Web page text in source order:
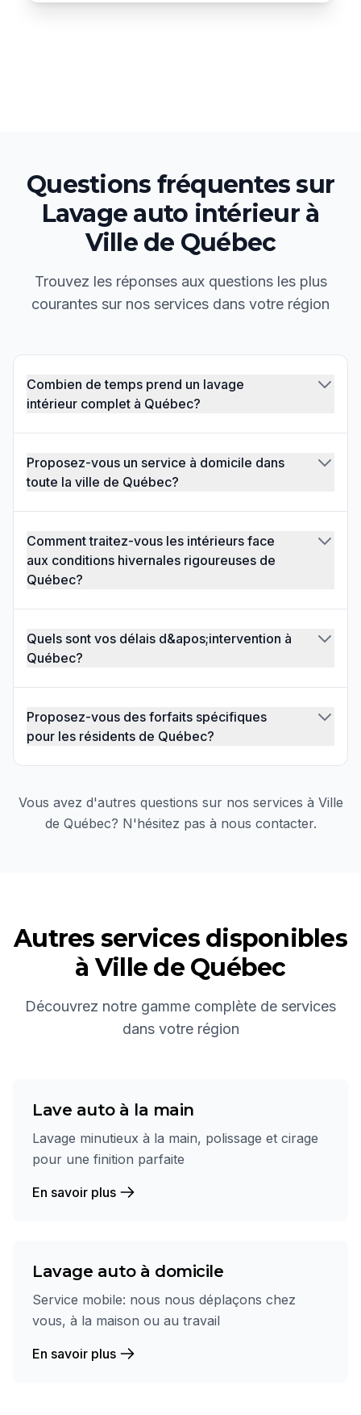
Questions fréquentes sur
Lavage auto intérieurà
Ville de Québec
Trouvez les réponses aux questions les plus
courantes sur nos services dans votre région
Combien de temps prend un lavage
intérieur complet à Québec?
Proposez-vous un service à domicile dans
toute la ville de Québec?
Comment traitez-vous les intérieurs face
aux conditions hivernales rigoureuses de
Québec?
Quels sont vos délais d&apos;intervention à
Québec?
Proposez-vous des forfaits spécifiques
pour les résidents de Québec?
Vous avez d'autres questions sur nos services à Ville
de Québec? N'hésitez pas à nous contacter.
Autres services disponibles
à Ville de Québec
Découvrez notre gamme complète de services
dans votre région
Lave auto à la main
Lavage minutieux à la main, polissage et cirage
pour une finition parfaite
En savoir plus
Lavage auto à domicile
Service mobile: nous nous déplaçons chez
vous, à la maison ou au travail
En savoir plus